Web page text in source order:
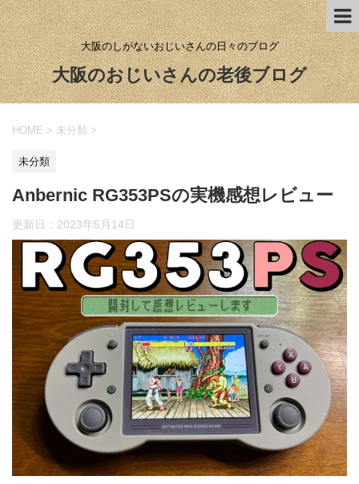
大阪のしがないおじいさんの日々のブログ
大阪のおじいさんの老後ブログ
HOME > 未分類 >
未分類
Anbernic RG353PSの実機感想レビュー
更新日： 2023年5月14日